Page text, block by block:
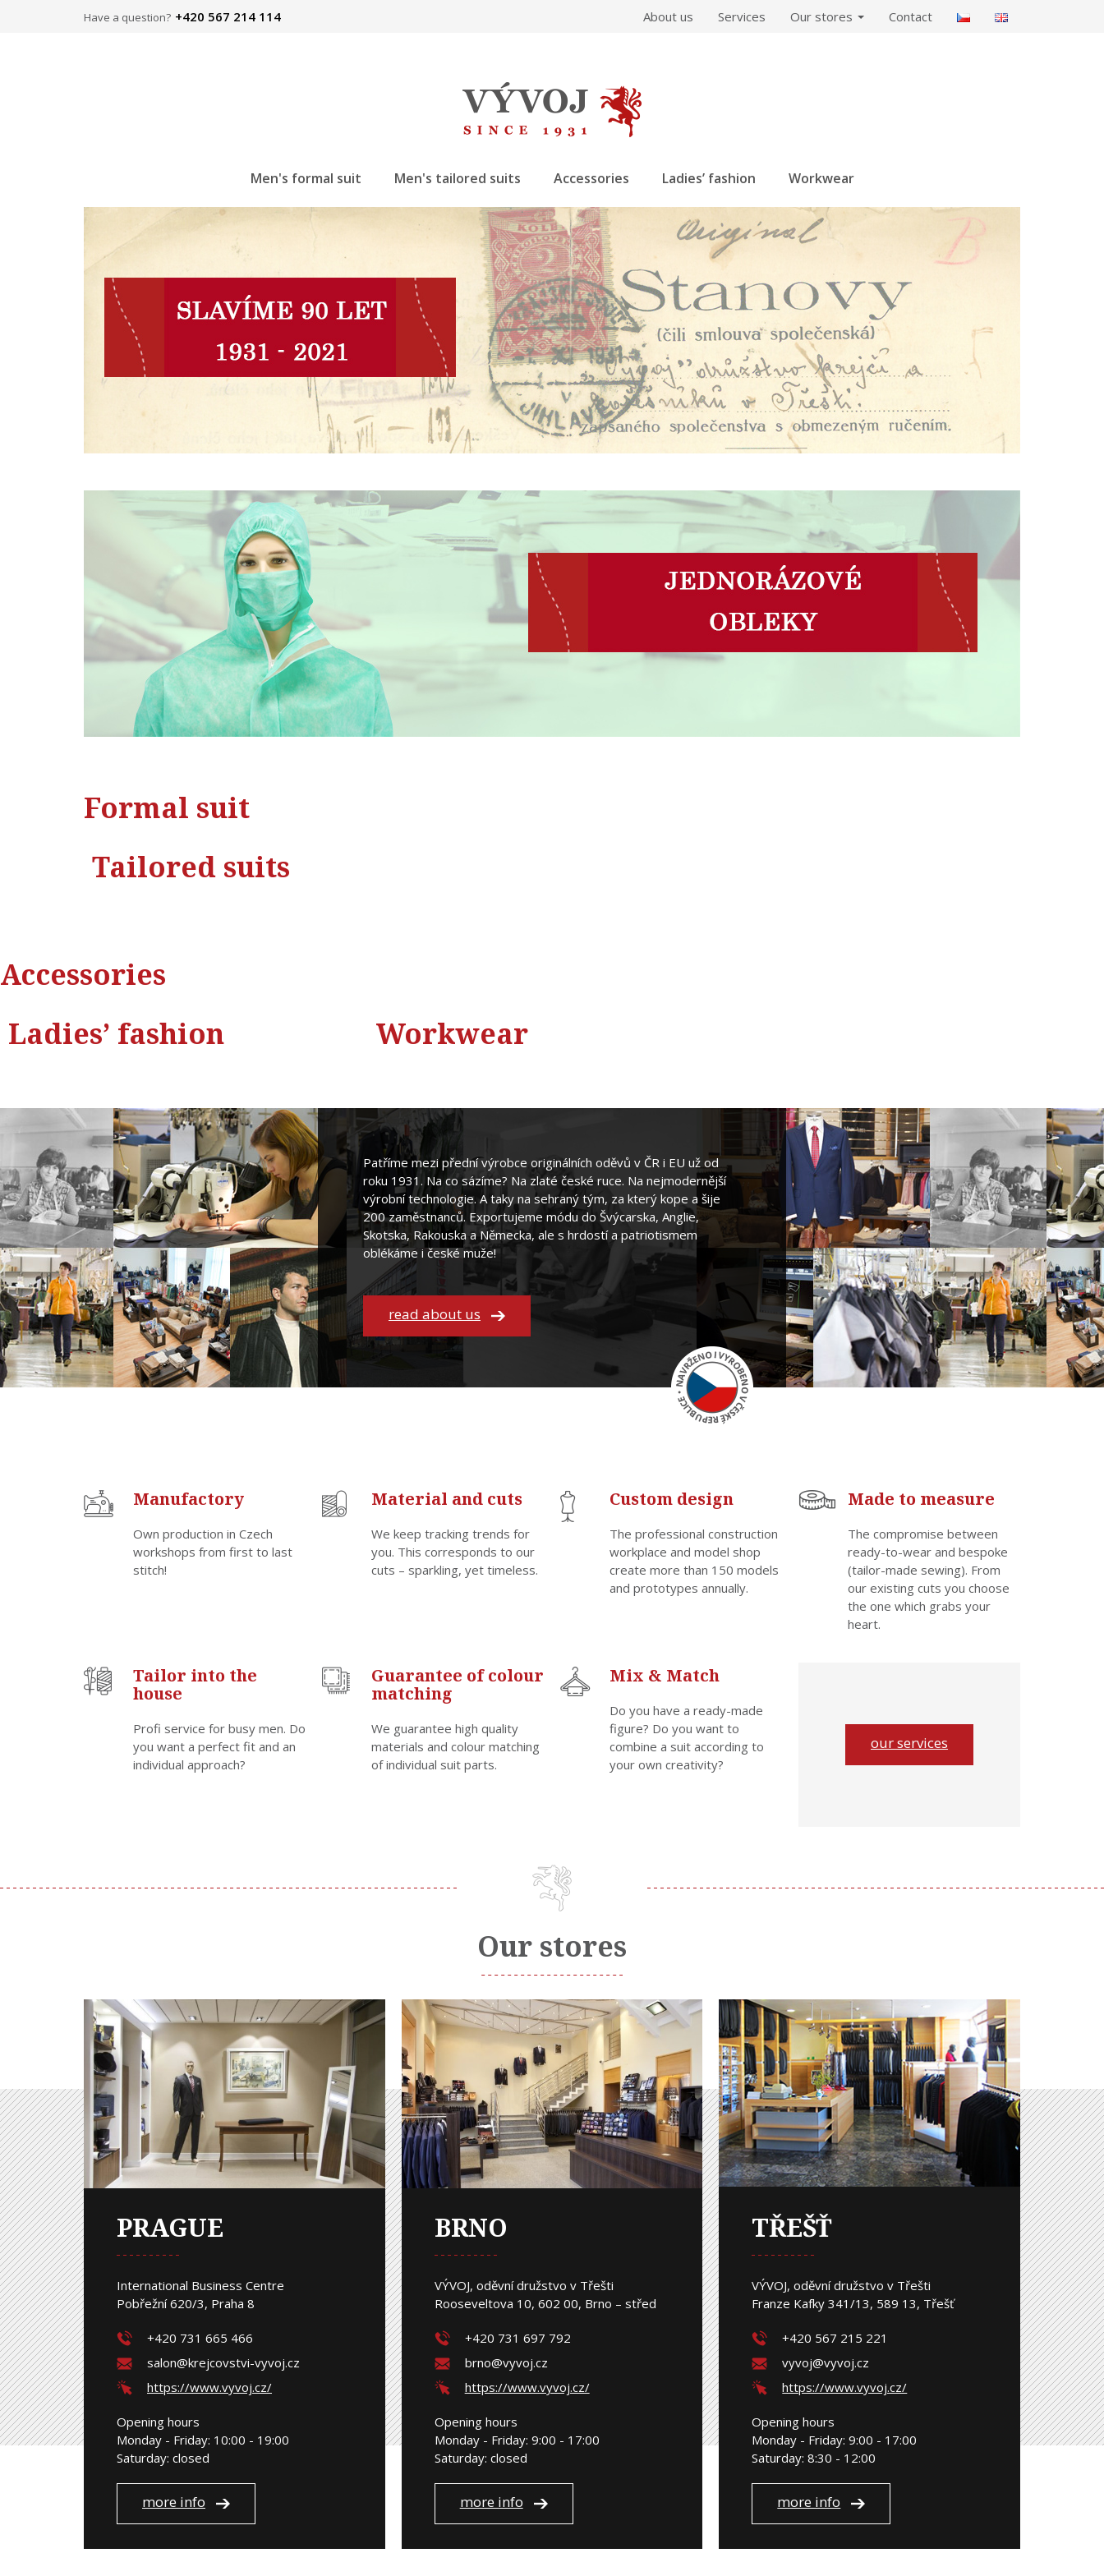
Have a question? +420 567 214 114 About us Services Our stores Contact
Men's formal suit Men's tailored suits Accessories Ladies’ fashion Workwear
Formal suit
Tailored suits
Accessories
Ladies’ fashion
Workwear
Patříme mezi přední výrobce originálních oděvů v ČR i EU už od
roku 1931. Na co sázíme? Na zlaté české ruce. Na nejmodernější
výrobní technologie. A taky na sehraný tým, za který kope a šije
200 zaměstnanců. Exportujeme módu do Švýcarska, Anglie,
Skotska, Rakouska a Německa, ale s hrdostí a patriotismem
oblékáme i české muže!
read about us
Manufactory
Own production in Czech
workshops from first to last
stitch!
Material and cuts
We keep tracking trends for
you. This corresponds to our
cuts – sparkling, yet timeless.
Custom design
The professional construction
workplace and model shop
create more than 150 models
and prototypes annually.
Made to measure
The compromise between
ready-to-wear and bespoke
(tailor-made sewing). From
our existing cuts you choose
the one which grabs your
heart.
Tailor into the
house
Profi service for busy men. Do
you want a perfect fit and an
individual approach?
Guarantee of colour
matching
We guarantee high quality
materials and colour matching
of individual suit parts.
Mix & Match
Do you have a ready-made
figure? Do you want to
combine a suit according to
your own creativity?
our services
Our stores
PRAGUE
International Business Centre
Pobřežní 620/3, Praha 8
+420 731 665 466
salon@krejcovstvi-vyvoj.cz
https://www.vyvoj.cz/
Opening hours
Monday - Friday: 10:00 - 19:00
Saturday: closed
more info
BRNO
VÝVOJ, oděvní družstvo v Třešti
Rooseveltova 10, 602 00, Brno – střed
+420 731 697 792
brno@vyvoj.cz
https://www.vyvoj.cz/
Opening hours
Monday - Friday: 9:00 - 17:00
Saturday: closed
more info
TŘEŠŤ
VÝVOJ, oděvní družstvo v Třešti
Franze Kafky 341/13, 589 13, Třešť
+420 567 215 221
vyvoj@vyvoj.cz
https://www.vyvoj.cz/
Opening hours
Monday - Friday: 9:00 - 17:00
Saturday: 8:30 - 12:00
more info